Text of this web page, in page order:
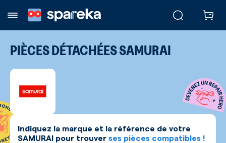
PIÈCES DÉTACHÉESSAMURAI
Indiquez la marque et la référence de votre
SAMURAI pour trouver ses pièces compatibles !